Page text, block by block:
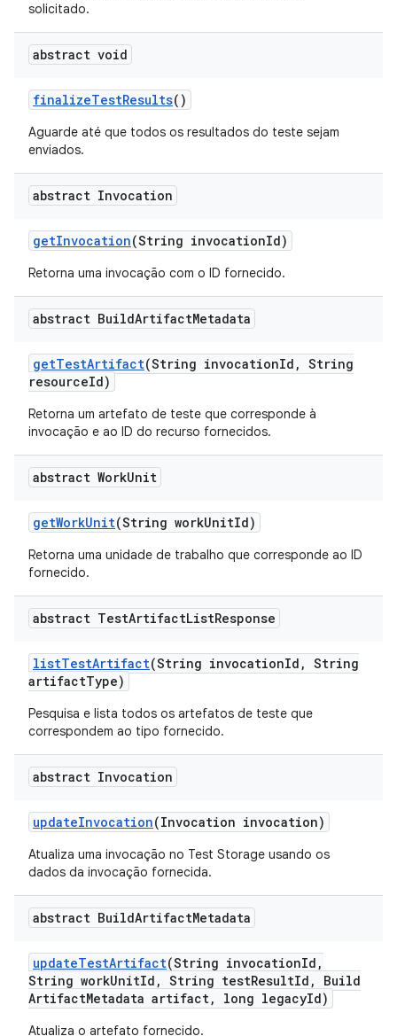
solicitado.
abstract void
finalizeTestResults()
Aguarde até que todos os resultados do teste sejam
enviados.
abstract Invocation
getInvocation(String invocationId)
Retorna uma invocação com o ID fornecido.
abstract BuildArtifactMetadata
getTestArtifact(String invocationId , String
resourceId)
Retorna um artefato de teste que corresponde à
invocação e ao ID do recurso fornecidos.
abstract WorkUnit
getWorkUnit(String workUnitId)
Retorna uma unidade de trabalho que corresponde ao ID
fornecido.
abstract TestArtifactListResponse
listTestArtifact(String invocationId , String
artifactType)
Pesquisa e lista todos os artefatos de teste que
correspondem ao tipo fornecido.
abstract Invocation
updateInvocation(Invocation invocation)
Atualiza uma invocação no Test Storage usando os
dados da invocação fornecida.
abstract BuildArtifactMetadata
updateTestArtifact(String invocationId ,
String workUnitId , String testResultId ,
Build
ArtifactMetadata artifact, long legacyId)
Atualiza o artefato fornecido.